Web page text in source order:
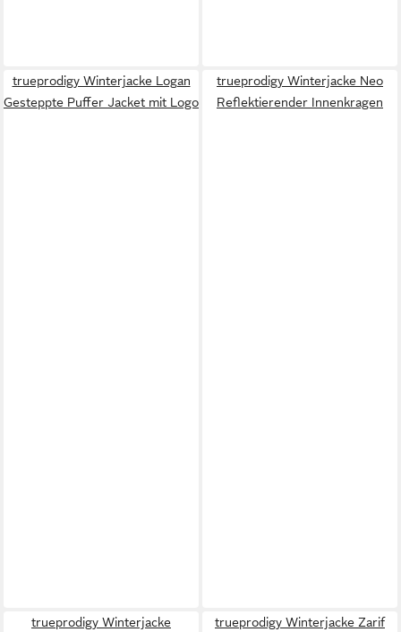
trueprodigy Winterjacke Logan
Gesteppte Puffer Jacket mit Logo
trueprodigy Winterjacke Neo
Reflektierender Innenkragen
trueprodigy Winterjacke trueprodigy Winterjacke Zarif